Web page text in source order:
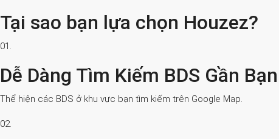
Tại sao bạn lựa chọn Houzez?
01.
Dễ Dàng Tìm Kiếm BDS Gần Bạn
Thể hiện các BDS ở khu vực bạn tìm kiếm trên Google Map.
02.